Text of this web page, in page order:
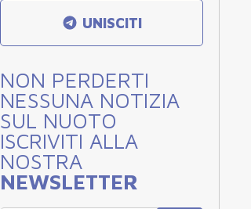
UNISCITI
NON PERDERTI
NESSUNA NOTIZIA
SUL NUOTO
ISCRIVITI ALLA
NOSTRA
NEWSLETTER